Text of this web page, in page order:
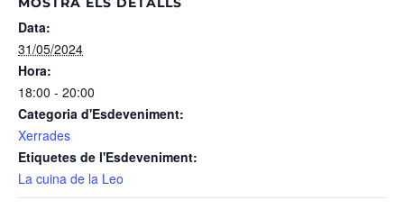
Data:
31/05/2024
Hora:
18:00 - 20:00
Categoria d'Esdeveniment:
Xerrades
Etiquetes de l'Esdeveniment:
La cuina de la Leo